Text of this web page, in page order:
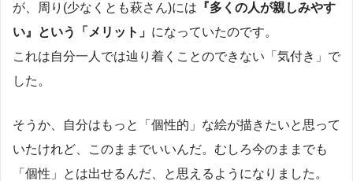
が、周り(少なくとも萩さん)には 『多くの人が親しみやす
い』という「メリット」 になっていたのです。
これは自分一人では辿り着くことのできない「気付き」で
した。
そうか、自分はもっと「個性的」な絵が描きたいと思って
いたけれど、このままでいいんだ。むしろ今のままでも
「個性」とは出せるんだ、と思えるようになりました。